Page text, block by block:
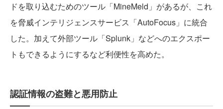
ドを取り込むためのツール「MineMeld」があるが、これ
を脅威インテリジェンスサービス「AutoFocus」に統合
した。加えて外部ツール「Splunk」などへのエクスポー
トもできるようにするなど利便性を高めた。
認証情報の盗難と悪用防止